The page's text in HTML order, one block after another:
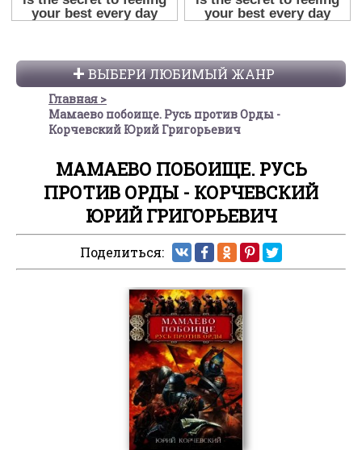
ВЫБЕРИ ЛЮБИМЫЙ ЖАНР
Главная
Мамаево побоище. Русь против Орды -
Корчевский Юрий Григорьевич
МАМАЕВО ПОБОИЩЕ. РУСЬ
ПРОТИВ ОРДЫ - КОРЧЕВСКИЙ
ЮРИЙ ГРИГОРЬЕВИЧ
Поделиться: